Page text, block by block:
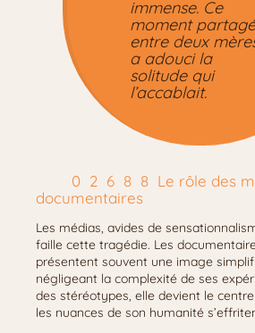
immense. Ce
moment partagé
entre deux
a adouci la
solitude qui
l’accablait.
Le rôle des
documentaires
Les médias, avides de
faille cette tragédie. Les
présentent souvent une image
négligeant la complexité de ses
des stéréotypes, elle devient le
les nuances de son humanité